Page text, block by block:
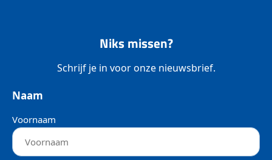
Niks missen?
Schrijf je in voor onze nieuwsbrief.
Naam
Voornaam